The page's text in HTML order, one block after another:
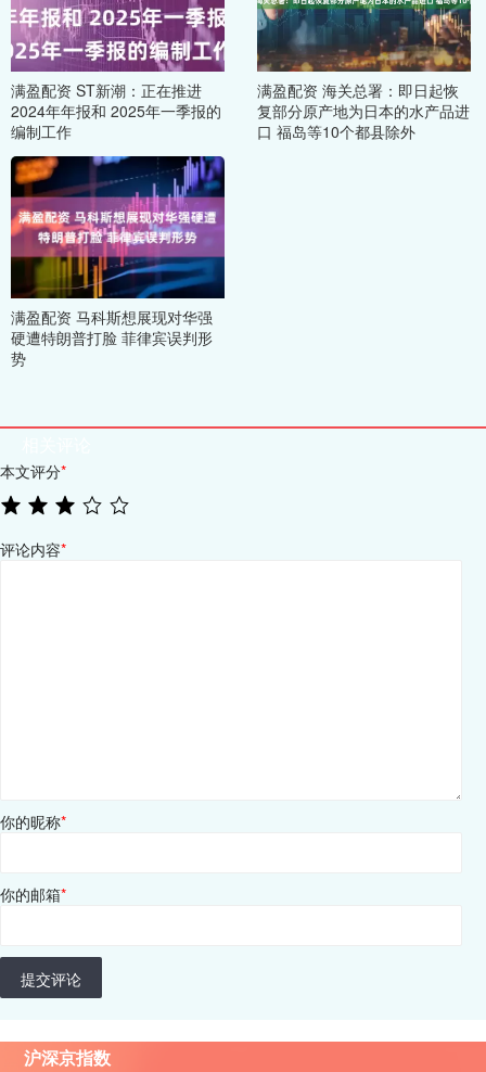
满盈配资 ST新潮：正在推进
2024年年报和 2025年一季报的
编制工作
满盈配资 海关总署：即日起恢
复部分原产地为日本的水产品进
口 福岛等10个都县除外
满盈配资 马科斯想展现对华强
硬遭特朗普打脸 菲律宾误判形
势
本文评分*
评论内容*
你的昵称*
你的邮箱*
提交评论
沪深京指数